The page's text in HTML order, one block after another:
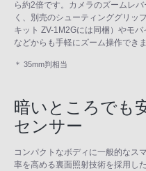
ら約2倍です。カメラのズームレ
く、別売のシューティンググリッ
キット ZV-1M2Gには同梱）やモ
などからも手軽にズーム操作できま
＊ 35mm判相当
暗いところでも
センサー
コンパクトなボディに一般的なス
率を高める裏面照射技術を採用し